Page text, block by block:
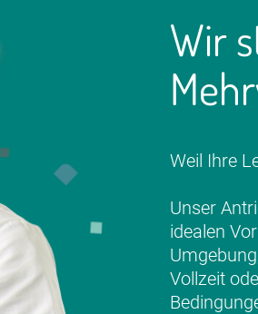
Wir
Weil Ihre
Unser
idealen
Vollzeit